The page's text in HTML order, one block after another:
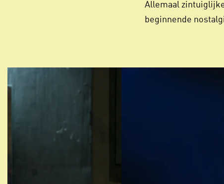
Allemaal
beginnende